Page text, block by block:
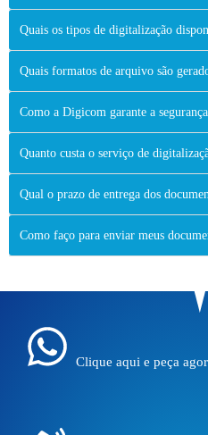
Quais os tipos de digitalização
Quais formatos de arquivo são
Como a Digicom garante a
Quanto custa o serviço de
Qual o prazo de entrega dos
Como faço para enviar meus
Clique aqui e peça